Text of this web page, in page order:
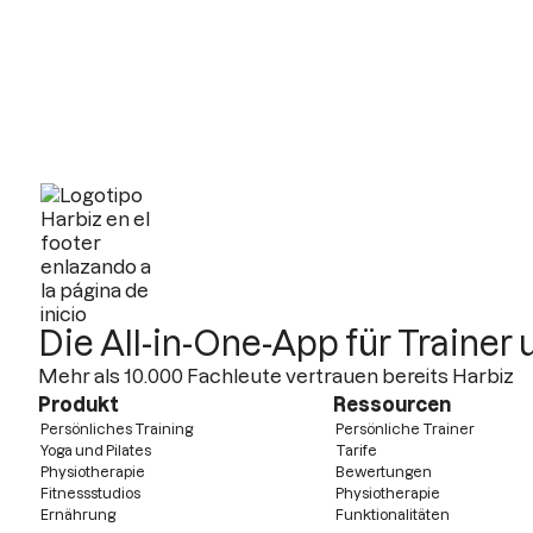
Die All-in-One-App für Trainer
Mehr als 10.000 Fachleute vertrauen bereits Harbiz
Produkt
Persönliches Training
Yoga und Pilates
Physiotherapie
Fitnessstudios
Ernährung
Ressourcen
Persönliche Trainer
Tarife
Bewertungen
Physiotherapie
Funktionalitäten